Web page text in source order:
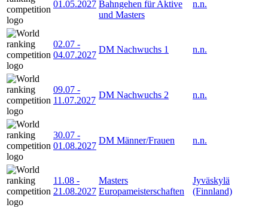
01.05.2027 Bahngehen für Aktive
und Masters
n.n.
02.07 -
04.07.2027
DM Nachwuchs 1 n.n.
09.07 -
11.07.2027
DM Nachwuchs 2 n.n.
30.07 -
01.08.2027
DM Männer/Frauen n.n.
11.08 -
21.08.2027
Masters
Europameisterschaften
Jyväskylä
(Finnland)